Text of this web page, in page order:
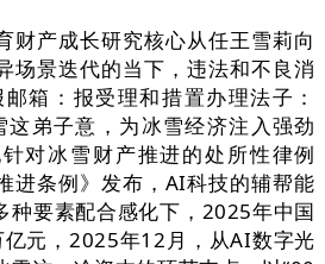
产成长研究核心从任王雪莉向
场景迭代的当下，违法和不良消
箱：报受理和措置办理法子：
弟子意，为冰雪经济注入强劲
对冰雪财产推进的处所性律例
进条例》发布，AI科技的辅帮能
种要素配合感化下，2025年中国
元，2025年12月，从AI数字光